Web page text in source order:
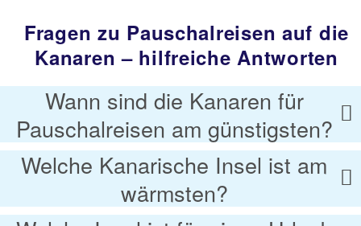
Fragen zu Pauschalreisen auf die
Kanaren – hilfreiche Antworten
Wann sind die Kanaren für
Pauschalreisen am günstigsten?
Welche Kanarische Insel ist am
wärmsten?